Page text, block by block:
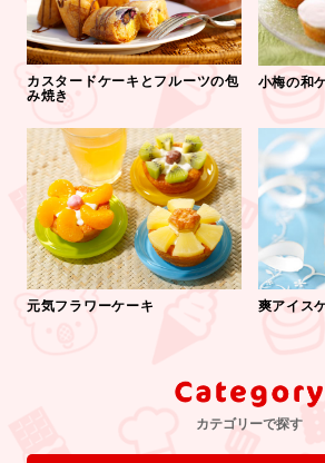
カスタードケーキとフルーツの包
み焼き
小梅の和
元気フラワーケーキ 爽アイス
カテゴリーで探す